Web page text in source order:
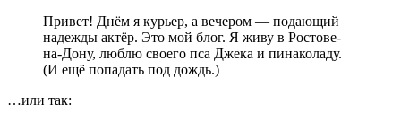
Привет! Днём я курьер, а вечером — подающий
надежды актёр. Это мой блог. Я живу в Ростове-
на-Дону, люблю своего пса Джека и пинаколаду.
(И ещё попадать под дождь.)
…или так: